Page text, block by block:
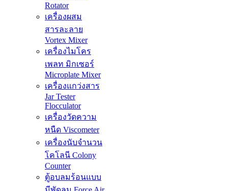
Rotator
เครื่องผสม
สารละลาย
Vortex Mixer
เครื่องไมโคร
เพลท มิกเซอร์
Microplate Mixer
เครื่องแกว่งสาร
Jar Tester
Flocculator
เครื่องวัดความ
หนืด Viscometer
เครื่องนับจำนวน
โคโลนี Colony
Counter
ตู้อบลมร้อนแบบ